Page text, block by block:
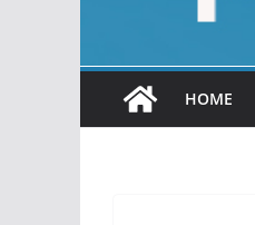
HOME